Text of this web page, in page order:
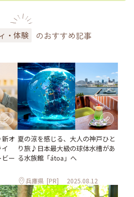
・体験 のおすすめ記事
オ
ー
夏の涼を感じる、大人の神戸ひと
り旅♪日本最大級の球体水槽があ
る水族館「átoa」へ
兵庫県 [PR] 2025.08.12